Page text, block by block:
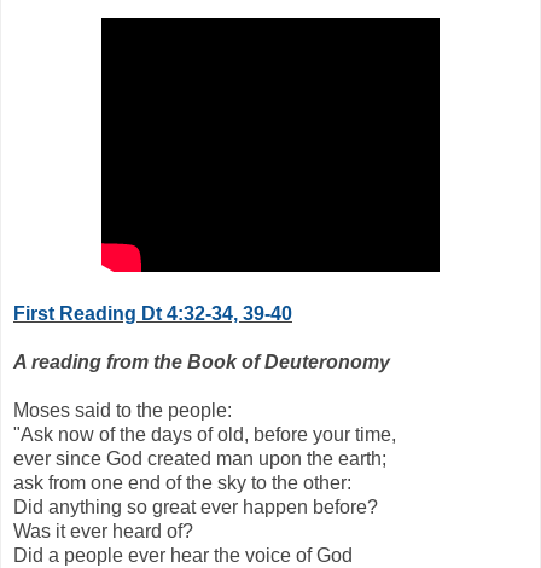
First Reading Dt 4:32-34, 39-40
A reading from the Book of Deuteronomy
Moses said to the people:
"Ask now of the days of old, before your time,
ever since God created man upon the earth;
ask from one end of the sky to the other:
Did anything so great ever happen before?
Was it ever heard of?
Did a people ever hear the voice of God